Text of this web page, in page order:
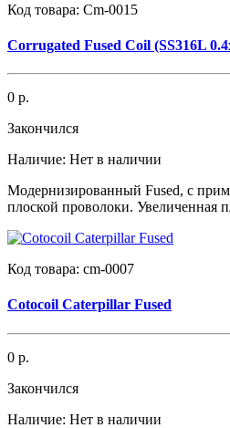
Код товара: Cm-0015
Corrugated Fused Coil (SS316L
0 р.
Закончился
Наличие: Нет в наличии
Модернизированный Fused, с
плоской проволоки. Увеличенная
Код товара: cm-0007
Cotocoil Caterpillar Fused
0 р.
Закончился
Наличие: Нет в наличии